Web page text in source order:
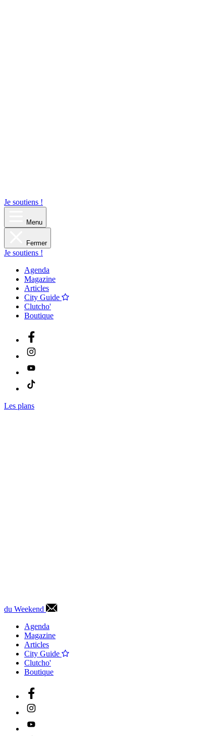
Je soutiens !
Menu
Fermer
Je soutiens !
Agenda
Magazine
Articles
City Guide
Clutcho'
Boutique
Les plans
du Weekend
Agenda
Magazine
Articles
City Guide
Clutcho'
Boutique